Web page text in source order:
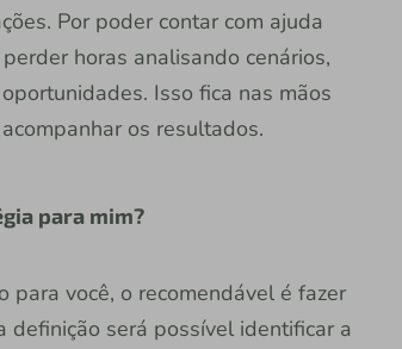
Por poder contar com ajuda
horas analisando cenários,
Isso fica nas mãos
os resultados.
para mim?
para você, o recomendável é fazer
definição será possível identificar a